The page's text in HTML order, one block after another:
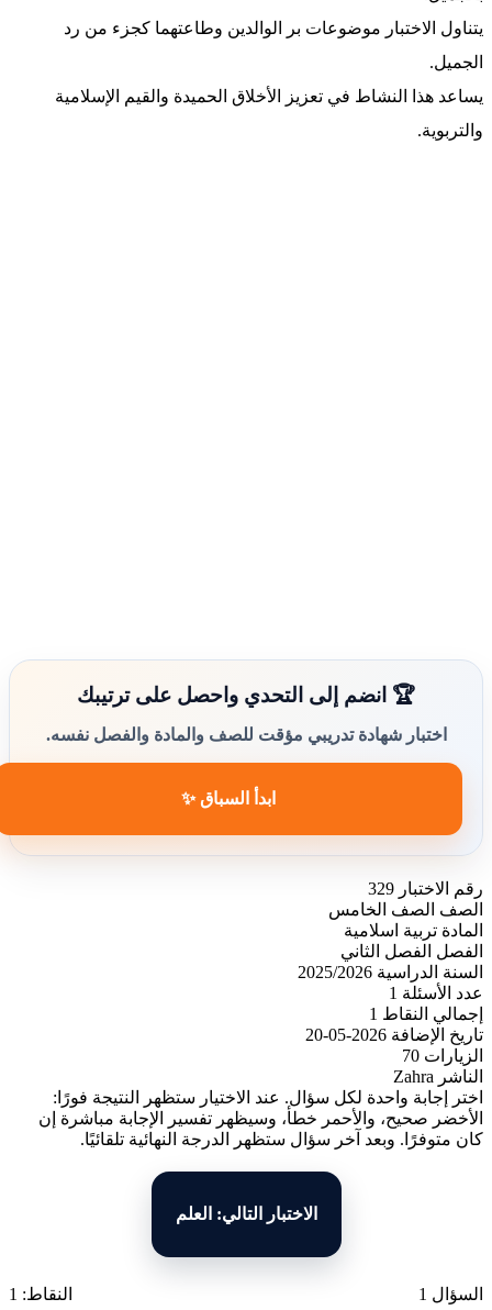
يتناول الاختبار موضوعات بر الوالدين وطاعتهما كجزء من رد
الجميل.
يساعد هذا النشاط في تعزيز الأخلاق الحميدة والقيم الإسلامية
والتربوية.
🏆 انضم إلى التحدي واحصل على ترتيبك
اختبار شهادة تدريبي مؤقت للصف والمادة والفصل نفسه.
ابدأ السباق ✨
رقم الاختبار 329
الصف
الصف الخامس
المادة تربية اسلامية
الفصل
الفصل الثاني
السنة الدراسية 2025/2026
عدد الأسئلة
إجمالي النقاط
تاريخ الإضافة 2026-05-20
الزيارات 70
الناشر Zahra
اختر إجابة واحدة لكل سؤال. عند الاختيار ستظهر النتيجة فورًا:
الأخضر صحيح، والأحمر خطأ، وسيظهر تفسير الإجابة مباشرة إن
كان متوفرًا. وبعد آخر سؤال ستظهر الدرجة النهائية تلقائيًا.
الاختبار التالي: العلم
السؤال 1
النقاط: 1